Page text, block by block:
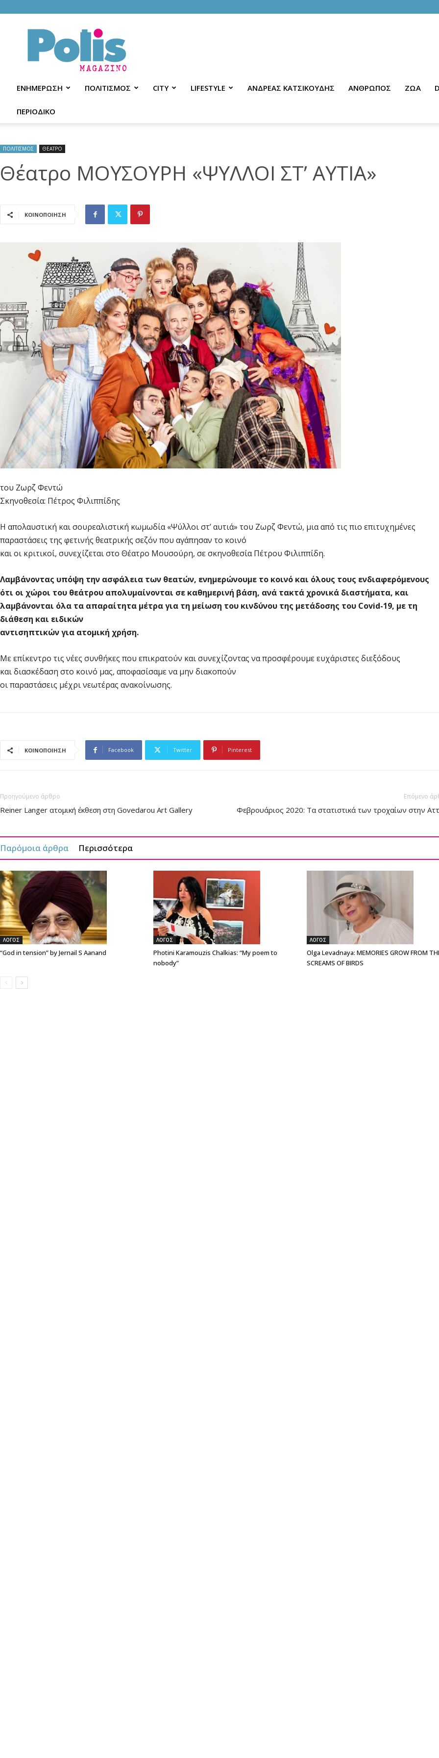
Polis
Magazino
ΕΝΗΜΕΡΩΣΗ ΠΟΛΙΤΙΣΜΟΣ CITY LIFESTYLE ΑΝΔΡΕΑΣ ΚΑΤΣΙΚΟΥΔΗΣ ΑΝΘΡΩΠΟΣ ΖΩΑ
ΠΕΡΙΟΔΙΚΟ
ΠΟΛΙΤΙΣΜΟΣ ΘΕΑΤΡΟ
Θέατρο ΜΟΥΣΟΥΡΗ «ΨΥΛΛΟΙ ΣΤ’ ΑΥΤΙΑ»
ΚΟΙΝΟΠΟΙΗΣΗ
του Ζωρζ Φεντώ
Σκηνοθεσία: Πέτρος Φιλιππίδης
Η απολαυστική και σουρεαλιστική κωμωδία «Ψύλλοι στ’ αυτιά» του Ζωρζ Φεντώ, μια από τις πιο επιτυχημένες
παραστάσεις της φετινής θεατρικής σεζόν που αγάπησαν το κοινό
και οι κριτικοί, συνεχίζεται στο Θέατρο Μουσούρη, σε σκηνοθεσία Πέτρου Φιλιππίδη.
Λαμβάνοντας υπόψη την ασφάλεια των θεατών, ενημερώνουμε το κοινό και όλους τους ενδιαφερόμενους
ότι οι χώροι του θεάτρου απολυμαίνονται σε καθημερινή βάση, ανά τακτά χρονικά διαστήματα, και
λαμβάνονται όλα τα απαραίτητα μέτρα για τη μείωση του κινδύνου της μετάδοσης του Covid-19, με τη
διάθεση και ειδικών
αντισηπτικών για ατομική χρήση.
Με επίκεντρο τις νέες συνθήκες που επικρατούν και συνεχίζοντας να προσφέρουμε ευχάριστες διεξόδους
και διασκέδαση στο κοινό μας, αποφασίσαμε να μην διακοπούν
οι παραστάσεις μέχρι νεωτέρας ανακοίνωσης.
ΚΟΙΝΟΠΟΙΗΣΗ Facebook Twitter Pinterest
Προηγούμενο άρθρο
Reiner Langer ατομική έκθεση στη Govedarou Art Gallery
Επόμενο
Φεβρουάριος 2020: Τα στατιστικά των τροχαίων στην
Παρόμοια άρθρα Περισσότερα
ΛΟΓΟΣ
“God in tension” by Jernail S Aanand
ΛΟΓΟΣ
Photini Karamouzis Chalkias: “My poem to
nobody”
ΛΟΓΟΣ
Olga Levadnaya: MEMORIES GROW FROM
SCREAMS OF BIRDS